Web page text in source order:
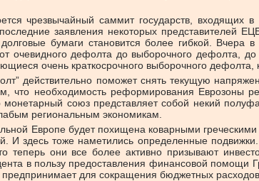
чрезвычайный саммит государств, входящих
заявления некоторых представителей
бумаги становится более гибкой. Вчера
очевидного дефолта до выборочного дефолта,
очень краткосрочного выборочного дефолта,
действительно поможет снять текущую
что необходимость реформирования Еврозоны
союз представляет собой некий
региональным экономикам.
Европе будет похищена коварными
И здесь тоже наметились определенные
они все более активно призывают
в пользу предоставления финансовой помощи
предпринимает для сокращения бюджетных расходов.